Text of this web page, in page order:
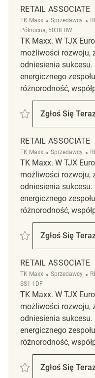
RETAIL ASSOCIATE
TK Maxx Kategoria
Sprzedawcy
Północna, 5038 BW
TK Maxx. W TJX
możliwości rozwoju,
odniesienia
energicznego
różnorodność,
Zapisać Retail Associate
Zgłoś Się
Retail
RETAIL ASSOCIATE
TK Maxx Kategoria
Sprzedawcy
TK Maxx. W TJX
możliwości rozwoju,
odniesienia
energicznego
różnorodność,
Zapisać Retail Associate
Zgłoś Się
Retail
RETAIL ASSOCIATE
TK Maxx Kategoria
Sprzedawcy
SS1 1DF
TK Maxx. W TJX
możliwości rozwoju,
odniesienia
energicznego
różnorodność,
Zapisać Retail Associate
Zgłoś Się
Retail